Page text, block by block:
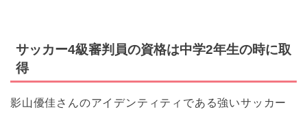
サッカー4級審判員の資格は中学2年生の時に取
得
影山優佳さんのアイデンティティである強いサッカー